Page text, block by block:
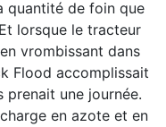
quantité de foin que
lorsque le tracteur
vrombissant dans
Flood accomplissait
prenait une journée.
en azote et en